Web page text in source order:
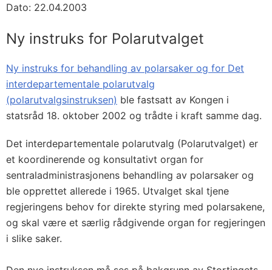
Dato: 22.04.2003
Ny instruks for Polarutvalget
Ny instruks for behandling av polarsaker og for Det
interdepartementale polarutvalg
(polarutvalgsinstruksen) ble fastsatt av Kongen i
statsråd 18. oktober 2002 og trådte i kraft samme dag.
Det interdepartementale polarutvalg (Polarutvalget) er
et koordinerende og konsultativt organ for
sentraladministrasjonens behandling av polarsaker og
ble opprettet allerede i 1965. Utvalget skal tjene
regjeringens behov for direkte styring med polarsakene,
og skal være et særlig rådgivende organ for regjeringen
i slike saker.